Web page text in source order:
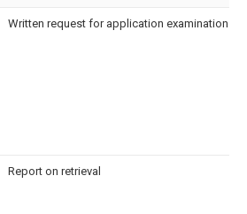
Written request for application examination
Report on retrieval